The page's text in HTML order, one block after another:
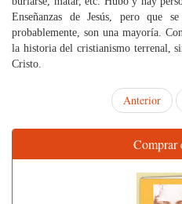
Enseñanzas de Jesús, pero que
probablemente, son una mayoría.
la historia del cristianismo terrenal,
Cristo.
Anterior
Comprar